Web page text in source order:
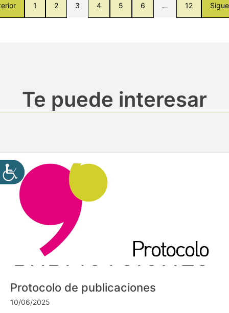
1 2 3 4 5 6 … 12
Te puede interesar
Protocolo de publicaciones
10/06/2025